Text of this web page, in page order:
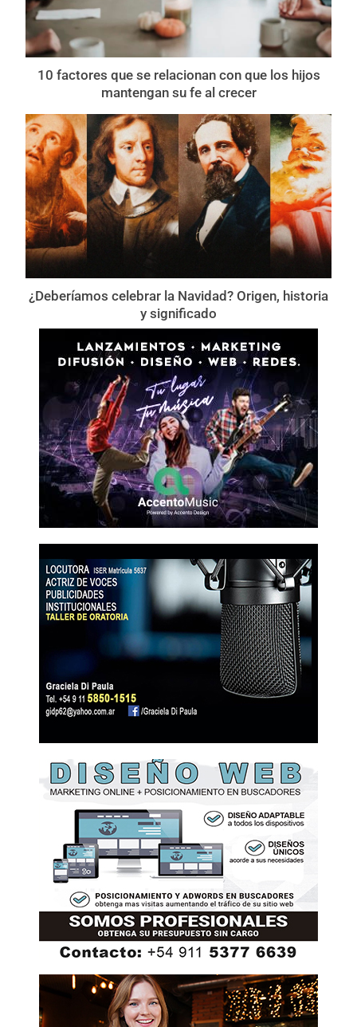
10 factores que se relacionan con que los hijos
mantengan su fe al crecer
¿Deberíamos celebrar la Navidad? Origen, historia
y significado